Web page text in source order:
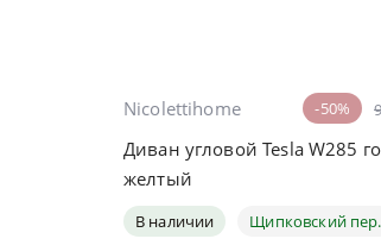
-50%
Nicolettihome
Диван угловой Tesla W285
желтый
В наличии Щипковский пер.